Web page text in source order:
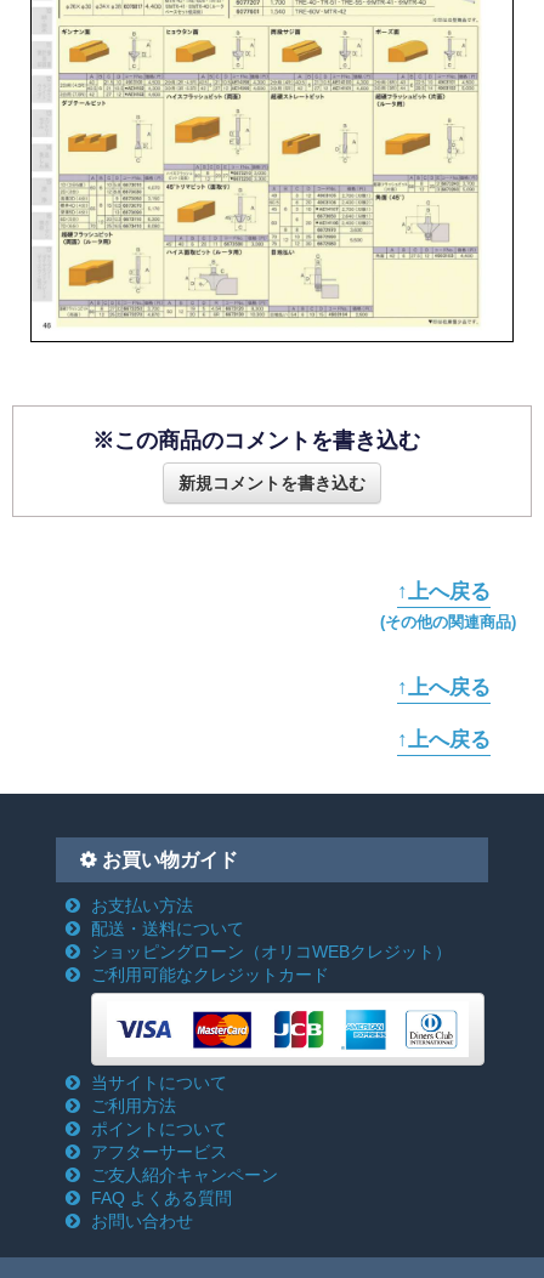
※この商品のコメントを書き込む
新規コメントを書き込む
↑上へ戻る
(その他の関連商品)
↑上へ戻る
↑上へ戻る
お買い物ガイド
お支払い方法
配送・送料について
ショッピングローン （オリコWEBクレジット）
ご利用可能なクレジットカード
当サイトについて
ご利用方法
ポイントについて
アフターサービス
ご友人紹介キャンペーン
FAQ よくある質問
お問い合わせ